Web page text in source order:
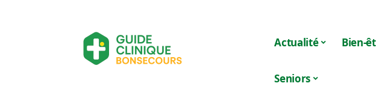
Actualité Bien-
Seniors